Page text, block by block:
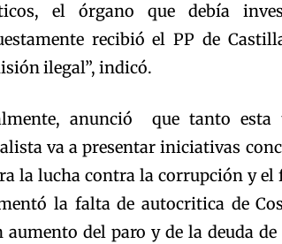
el órgano que debía
recibió el PP de
ilegal”, indicó.
anunció que tanto esta
va a presentar iniciativas
la lucha contra la corrupción y
la falta de autocritica de
aumento del paro y de la deuda